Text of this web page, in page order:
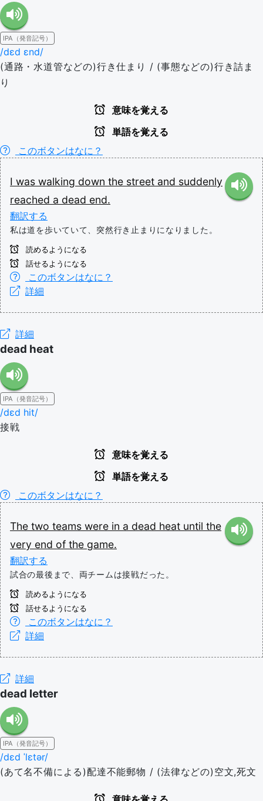
IPA（発音記号）
/dɛd ɛnd/
(通路・水道管などの)行き仕まり / (事態などの)行き詰ま
り
意味を覚える
単語を覚える
このボタンはなに？
I was walking down the street and suddenly
reached a dead end.
翻訳する
私は道を歩いていて、突然行き止まりになりました。
読めるようになる
話せるようになる
このボタンはなに？
詳細
詳細
dead heat
IPA（発音記号）
/dɛd hit/
接戦
意味を覚える
単語を覚える
このボタンはなに？
The two teams were in a dead heat until the
very end of the game.
翻訳する
試合の最後まで、両チームは接戦だった。
読めるようになる
話せるようになる
このボタンはなに？
詳細
詳細
dead letter
IPA（発音記号）
/dɛd ˈlɛtər/
(あて名不備による)配達不能郵物 / (法律などの)空文,死文